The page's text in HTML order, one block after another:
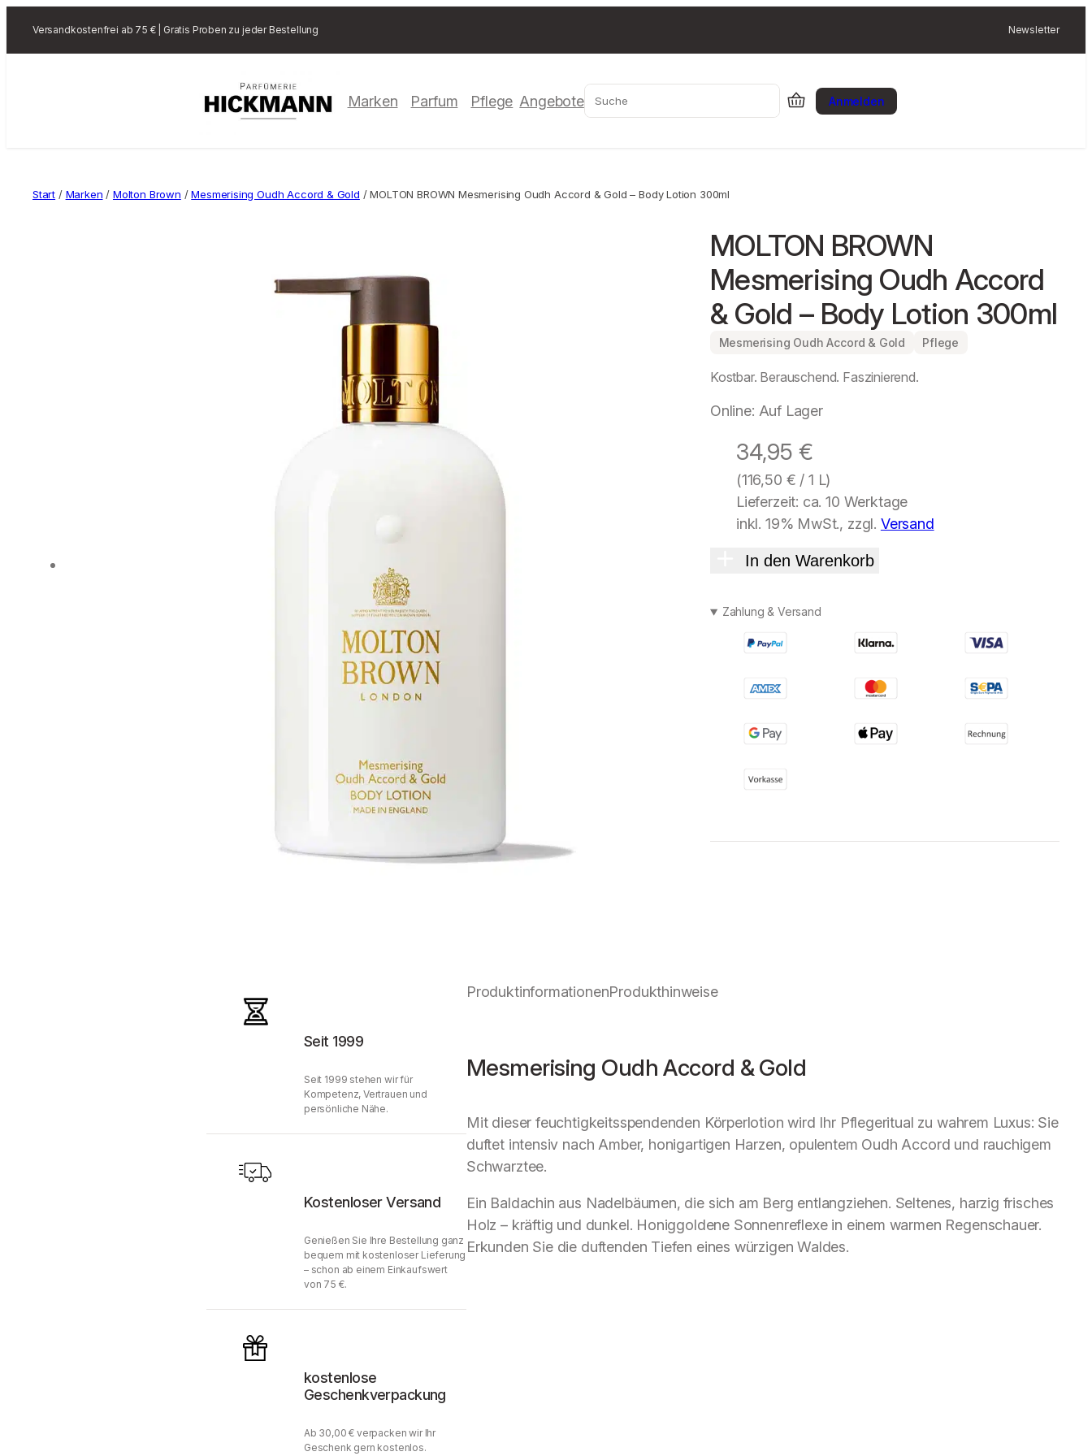
Versandkostenfrei ab 75 € | Gratis Proben zu jeder Bestellung Newsletter
Marken Parfum Pflege Angebote Suchen Anmelden
Start / Marken / Molton Brown /Mesmerising Oudh Accord & Gold / MOLTON BROWN Mesmerising Oudh Accord & Gold – Body Lotion 300ml
MOLTON BROWN
Mesmerising Oudh Accord
& Gold – Body Lotion 300ml
Mesmerising Oudh Accord & Gold Pflege
Kostbar. Berauschend. Faszinierend.
Online: Auf Lager
34,95 €
(116,50 € / 1 L)
Lieferzeit: ca. 10 Werktage
inkl. 19% MwSt., zzgl. Versand
In den Warenkorb
Zahlung & Versand
ProduktinformationenProdukthinweise
Mesmerising Oudh Accord & Gold
Mit dieser feuchtigkeitsspendenden Körperlotion wird Ihr Pflegeritual zu wahrem Luxus: Sie
duftet intensiv nach Amber, honigartigen Harzen, opulentem Oudh Accord und rauchigem
Schwarztee.
Ein Baldachin aus Nadelbäumen, die sich am Berg entlangziehen. Seltenes, harzig frisches
Holz – kräftig und dunkel. Honiggoldene Sonnenreflexe in einem warmen Regenschauer.
Erkunden Sie die duftenden Tiefen eines würzigen Waldes.
Seit 1999
Seit 1999 stehen wir für
Kompetenz, Vertrauen und
persönliche Nähe.
Kostenloser Versand
Genießen Sie Ihre Bestellung ganz
bequem mit kostenloser Lieferung
– schon ab einem Einkaufswert
von 75 €.
kostenlose
Geschenkverpackung
Ab 30,00 € verpacken wir Ihr
Geschenk gern kostenlos.